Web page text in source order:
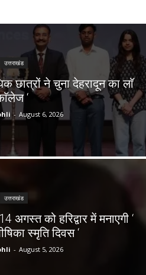
उत्तराखंड
छात्रों ने चुना देहरादून का लाॅ
‘
- August 6, 2026
उत्तराखंड
अगस्त को हरिद्वार में मनाएगी ‘
स्मृति दिवस ‘
- August 5, 2026